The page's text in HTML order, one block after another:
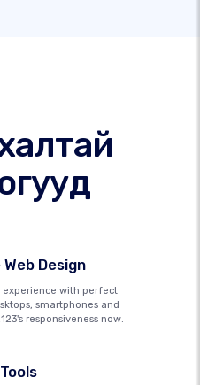
Design
experience with perfect
smartphones and
responsiveness now.